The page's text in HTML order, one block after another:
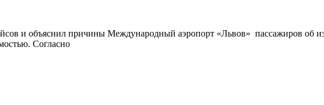
и объяснил причины Международный аэропорт «Львов» пассажиров об
Согласно